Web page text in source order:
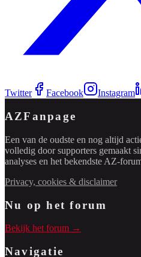
Twitter Facebook Instagram
AZFanpage
Een van de oudste en nog altijd
volledig door supporters gemaakt
analyses en het bekendste AZ-
Privacy, cookies & disclaimer
Nu op het forum
Bekijk het forum →
Navigatie